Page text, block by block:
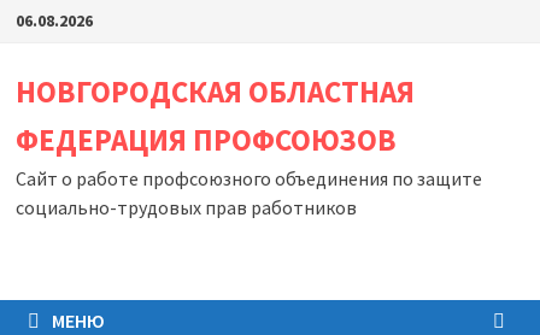
Перейти
содержимому
06.08.2026
НОВГОРОДСКАЯ ОБЛАСТНАЯ
ФЕДЕРАЦИЯ ПРОФСОЮЗОВ
Сайт о работе профсоюзного объединения по защите
социально-трудовых прав работников
МЕНЮ